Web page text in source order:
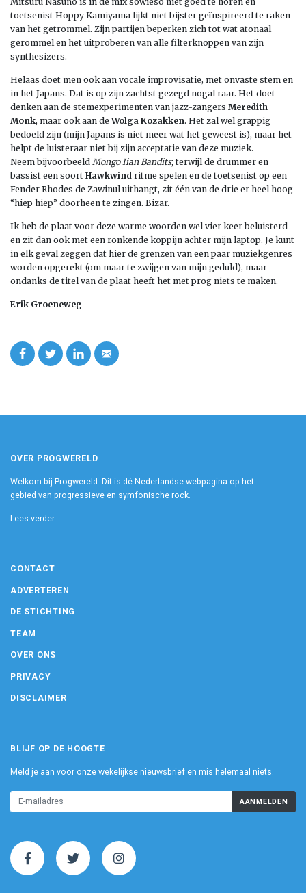
toetsenist Hoppy Kamiyama lijkt niet bijster geïnspireerd te raken
van het getrommel. Zijn partijen beperken zich tot wat atonaal
gerommel en het uitproberen van alle filterknoppen van zijn
synthesizers.
Helaas doet men ook aan vocale improvisatie, met onvaste stem en
in het Japans. Dat is op zijn zachtst gezegd nogal raar. Het doet
denken aan de stemexperimenten van jazz-zangers Meredith
Monk, maar ook aan deWolga Kozakken. Het zal wel grappig
bedoeld zijn (mijn Japans is niet meer wat het geweest is), maar het
helpt de luisteraar niet bij zijn acceptatie van deze muziek.
Neem bijvoorbeeld Mongo Iian Bandits; terwijl de drummer en
bassist een soort Hawkwind ritme spelen en de toetsenist op een
Fender Rhodes de Zawinul uithangt, zit één van de drie er heel hoog
“hiep hiep” doorheen te zingen. Bizar.
Ik heb de plaat voor deze warme woorden wel vier keer beluisterd
en zit dan ook met een ronkende koppijn achter mijn laptop. Je kunt
in elk geval zeggen dat hier de grenzen van een paar muziekgenres
worden opgerekt (om maar te zwijgen van mijn geduld), maar
ondanks de titel van de plaat heeft het met prog niets te maken.
Erik Groeneweg
OVER PROGWERELD
Welkom bij Progwereld. Dit is dé Nederlandse webpagina op het
gebied van progressieve en symfonische rock.
Lees verder
CONTACT
ADVERTEREN
DE STICHTING
TEAM
OVER ONS
PRIVACY
DISCLAIMER
BLIJF OP DE HOOGTE
Meld je aan voor onze wekelijkse nieuwsbrief en mis helemaal niets.
AANMELDEN